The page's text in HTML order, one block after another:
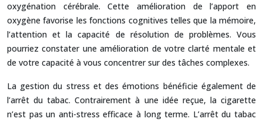
oxygénation cérébrale. Cette amélioration de l’apport en
oxygène favorise les fonctions cognitives telles que la mémoire,
l’attention et la capacité de résolution de problèmes. Vous
pourriez constater une amélioration de votre clarté mentale et
de votre capacité à vous concentrer sur des tâches complexes.
La gestion du stress et des émotions bénéficie également de
l’arrêt du tabac. Contrairement à une idée reçue, la cigarette
n’est pas un anti-stress efficace à long terme. L’arrêt du tabac